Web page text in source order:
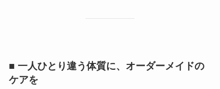
■ 一人ひとり違う体質に、オーダーメイドの
ケアを